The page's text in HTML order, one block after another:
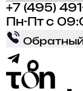
+7 (495)
Пн-Пт с